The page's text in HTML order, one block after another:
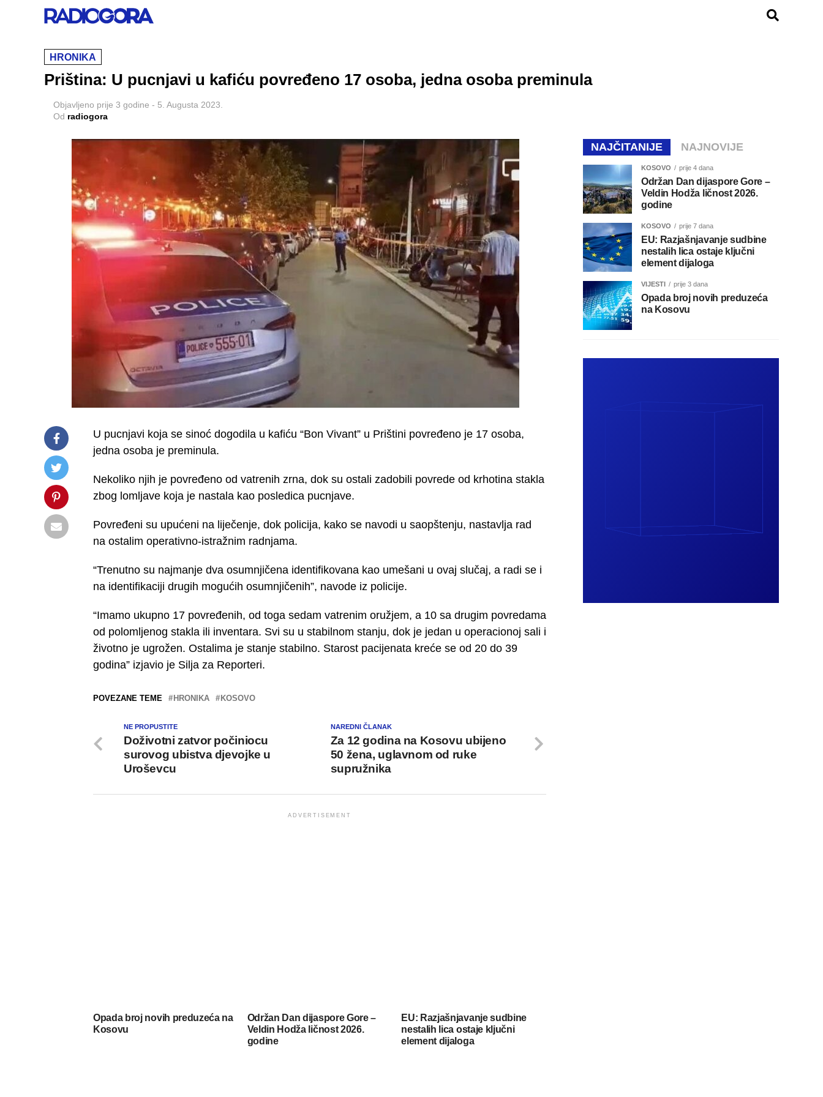
HRONIKA
Priština: U pucnjavi u kafiću povređeno 17 osoba, jedna osoba preminula
Objavljeno prije 3 godine - 5. Augusta 2023.
Od radiogora
U pucnjavi koja se sinoć dogodila u kafiću “Bon Vivant” u Prištini povređeno je 17 osoba,
jedna osoba je preminula.
Nekoliko njih je povređeno od vatrenih zrna, dok su ostali zadobili povrede od krhotina stakla
zbog lomljave koja je nastala kao posledica pucnjave.
Povređeni su upućeni na liječenje, dok policija, kako se navodi u saopštenju, nastavlja rad
na ostalim operativno-istražnim radnjama.
“Trenutno su najmanje dva osumnjičena identifikovana kao umešani u ovaj slučaj, a radi se i
na identifikaciji drugih mogućih osumnjičenih”, navode iz policije.
“Imamo ukupno 17 povređenih, od toga sedam vatrenim oružjem, a 10 sa drugim povredama
od polomljenog stakla ili inventara. Svi su u stabilnom stanju, dok je jedan u operacionoj sali i
životno je ugrožen. Ostalima je stanje stabilno. Starost pacijenata kreće se od 20 do 39
godina” izjavio je Silja za Reporteri.
POVEZANE TEME HRONIKA KOSOVO
NAREDNI ČLANAK
Za 12 godina na Kosovu ubijeno
50 žena, uglavnom od ruke
supružnika
NE PROPUSTITE
Doživotni zatvor počiniocu
surovog ubistva djevojke u
Uroševcu
ADVERTISEMENT
Opada broj novih preduzeća na
Kosovu
Održan Dan dijaspore Gore –
Veldin Hodža ličnost 2026.
godine
EU: Razjašnjavanje sudbine
nestalih lica ostaje ključni
element dijaloga
NAJČITANIJE NAJNOVIJE
KOSOVO prije 4 dana
Održan Dan dijaspore Gore –
Veldin Hodža ličnost 2026.
godine
KOSOVO prije 7 dana
EU: Razjašnjavanje sudbine
nestalih lica ostaje ključni
element dijaloga
VIJESTI prije 3 dana
Opada broj novih preduzeća
na Kosovu